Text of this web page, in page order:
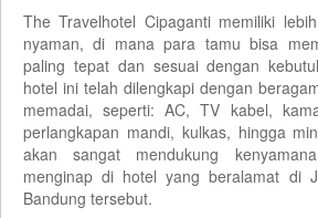
The Travelhotel Cipaganti memiliki
nyaman, di mana para tamu bisa
paling tepat dan sesuai dengan
hotel ini telah dilengkapi dengan
memadai, seperti: AC, TV kabel,
perlangkapan mandi, kulkas, hingga
akan sangat mendukung
menginap di hotel yang beralamat di
Bandung tersebut.